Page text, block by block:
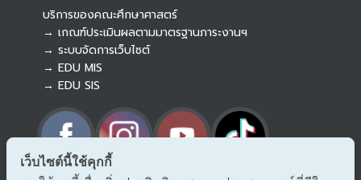
บริการของคณะศึกษาศาสตร์
→ เกณฑ์ประเมินผลตามมาตรฐานภาระงานฯ
→ ระบบจัดการเว็บไซต์
→ EDU MIS
→ EDU SIS
เว็บไซต์นี้ใช้คุกกี้